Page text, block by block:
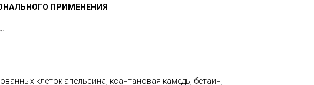
ПРИМЕНЕНИЯ
клеток апельсина, ксантановая камедь, бетаин,